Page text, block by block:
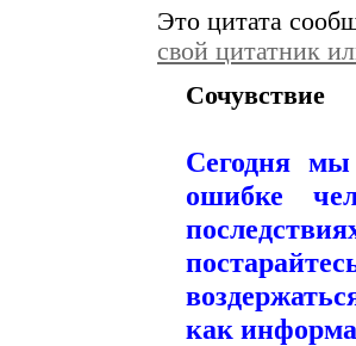
Это цитата
свой цитатник
Сочувствие
Сегодня мы
ошибке
как